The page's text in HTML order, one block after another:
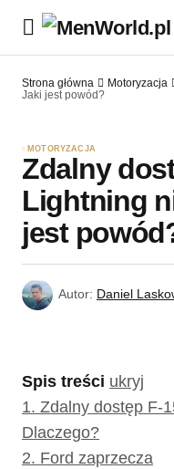
Strona główna Motoryzacja
Jaki jest powód?
MOTORYZACJA
Zdalny
Lightning
jest
Autor: Daniel
Spis treści ukryj
1. Zdalny dostęp F-
Dlaczego?
2. Ford zaprzecza